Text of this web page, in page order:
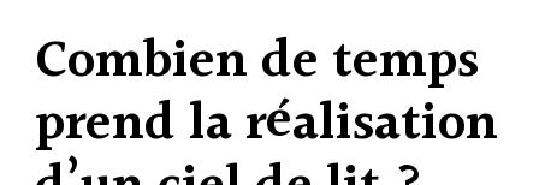
Combien de temps
prend la réalisation